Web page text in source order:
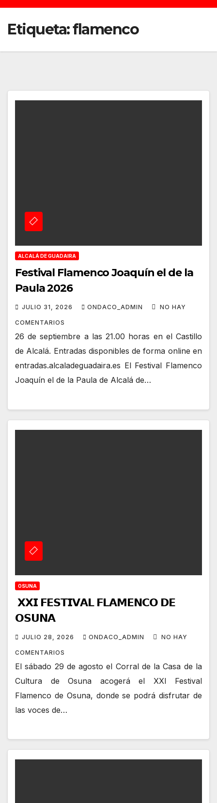
Etiqueta:flamenco
ALCALÁ DE GUADAIRA
Festival Flamenco Joaquín el de la
Paula 2026
JULIO 31, 2026 ONDACO_ADMIN NO HAY
COMENTARIOS
26 de septiembre a las 21.00 horas en el Castillo
de Alcalá. Entradas disponibles de forma online en
entradas.alcaladeguadaira.es El Festival Flamenco
Joaquín el de la Paula de Alcalá de…
OSUNA
𝗫𝗫𝗜 𝗙𝗘𝗦𝗧𝗜𝗩𝗔𝗟 𝗙𝗟𝗔𝗠𝗘𝗡𝗖𝗢 𝗗𝗘
𝗢𝗦𝗨𝗡𝗔
JULIO 28, 2026 ONDACO_ADMIN NO HAY
COMENTARIOS
El sábado 29 de agosto el Corral de la Casa de la
Cultura de Osuna acogerá el XXI Festival
Flamenco de Osuna, donde se podrá disfrutar de
las voces de…